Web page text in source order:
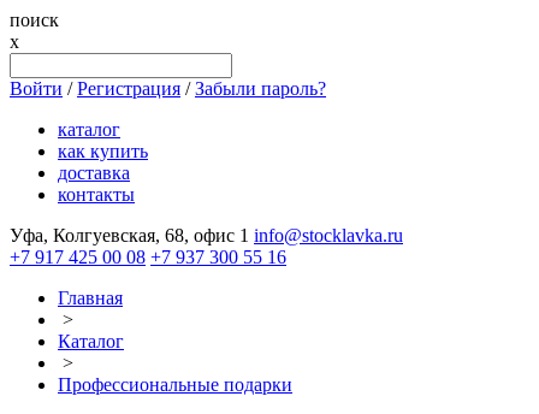
поиск
x
Войти / Регистрация / Забыли пароль?
каталог
как купить
доставка
контакты
Уфа, Колгуевская, 68, офис 1 info@stocklavka.ru
+7 917 425 00 08 +7 937 300 55 16
Главная
>
Каталог
>
Профессиональные подарки